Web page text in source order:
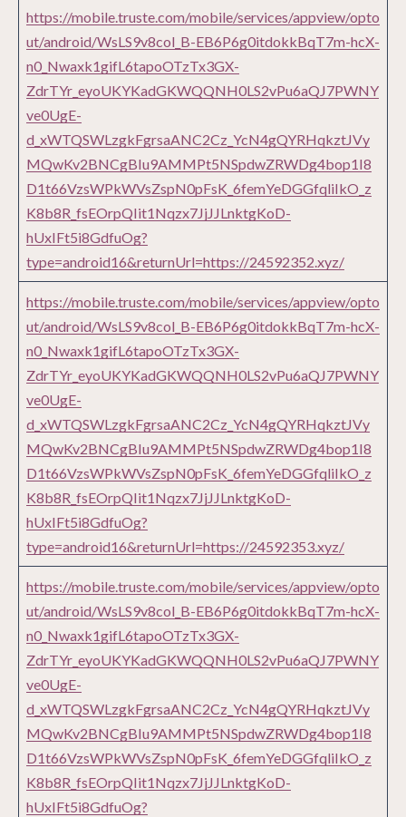
https://mobile.truste.com/mobile/services/appview/opto
ut/android/WsLS9v8col_B-EB6P6g0itdokkBqT7m-hcX-
n0_Nwaxk1gifL6tapoOTzTx3GX-
ZdrTYr_eyoUKYKadGKWQQNH0LS2vPu6aQJ7PWNY
ve0UgE-
d_xWTQSWLzgkFgrsaANC2Cz_YcN4gQYRHqkztJVy
MQwKv2BNCgBIu9AMMPt5NSpdwZRWDg4bop1I8
D1t66VzsWPkWVsZspN0pFsK_6femYeDGGfqliIkO_z
K8b8R_fsEOrpQIit1Nqzx7JjJJLnktgKoD-
hUxIFt5i8GdfuOg?
type=android16&returnUrl=https://24592352.xyz/
https://mobile.truste.com/mobile/services/appview/opto
ut/android/WsLS9v8col_B-EB6P6g0itdokkBqT7m-hcX-
n0_Nwaxk1gifL6tapoOTzTx3GX-
ZdrTYr_eyoUKYKadGKWQQNH0LS2vPu6aQJ7PWNY
ve0UgE-
d_xWTQSWLzgkFgrsaANC2Cz_YcN4gQYRHqkztJVy
MQwKv2BNCgBIu9AMMPt5NSpdwZRWDg4bop1I8
D1t66VzsWPkWVsZspN0pFsK_6femYeDGGfqliIkO_z
K8b8R_fsEOrpQIit1Nqzx7JjJJLnktgKoD-
hUxIFt5i8GdfuOg?
type=android16&returnUrl=https://24592353.xyz/
https://mobile.truste.com/mobile/services/appview/opto
ut/android/WsLS9v8col_B-EB6P6g0itdokkBqT7m-hcX-
n0_Nwaxk1gifL6tapoOTzTx3GX-
ZdrTYr_eyoUKYKadGKWQQNH0LS2vPu6aQJ7PWNY
ve0UgE-
d_xWTQSWLzgkFgrsaANC2Cz_YcN4gQYRHqkztJVy
MQwKv2BNCgBIu9AMMPt5NSpdwZRWDg4bop1I8
D1t66VzsWPkWVsZspN0pFsK_6femYeDGGfqliIkO_z
K8b8R_fsEOrpQIit1Nqzx7JjJJLnktgKoD-
hUxIFt5i8GdfuOg?